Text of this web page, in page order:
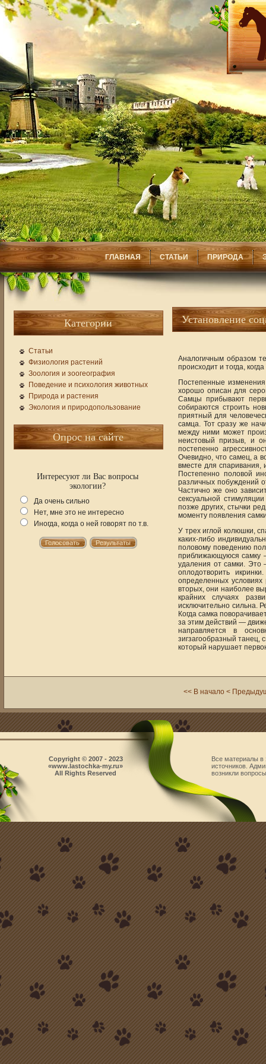
ГЛАВНАЯ СТАТЬИ ПРИРОДА
Категории
Статьи
Физиология растений
Зоология и зоогеография
Поведение и психология животных
Природа и растения
Экология и природопользование
Опрос на сайте
Интересуют ли Вас вопросы
экологии?
Да очень сильно
Нет, мне это не интересно
Иногда, когда о ней говорят по т.в.
Установление
Аналогичным образом
происходит и тогда,
Постепенные
хорошо описан для
Самцы прибывают
собираются строить
приятный для
самца. Тот сразу же
между ними может
неистовый призыв, и
постепенно
Очевидно, что самец, а
вместе для спаривания,
Постепенно половой
различных побуждений
Частично же оно
сексуальной
позже других, стычки
моменту появления
У трех иглой колюшки,
каких-либо
половому поведению
приближающуюся самку
удаления от самки. Это
оплодотворить
определенных условиях
вторых, они наиболее
крайних случаях
исключительно сильна.
Когда самка
за этим действий —
направляется в
зигзагообразный танец,
который нарушает
<< В начало <
Все материалы в
источников.
возникли
Copyright © 2007 - 2023
«www.lastochka-my.ru»
All Rights Reserved